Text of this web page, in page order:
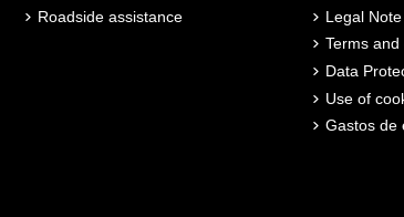
Roadside assistance
Legal Note
Terms
Data
Use of
Gastos de